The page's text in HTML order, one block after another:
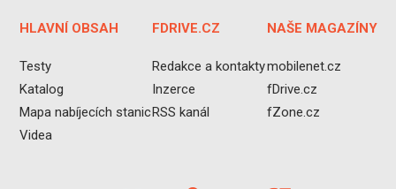
HLAVNÍ OBSAH
Testy
Katalog
Mapa nabíjecích stanic
Videa
FDRIVE.CZ
Redakce a kontakty
Inzerce
RSS kanál
NAŠE MAGAZÍNY
mobilenet.cz
fDrive.cz
fZone.cz